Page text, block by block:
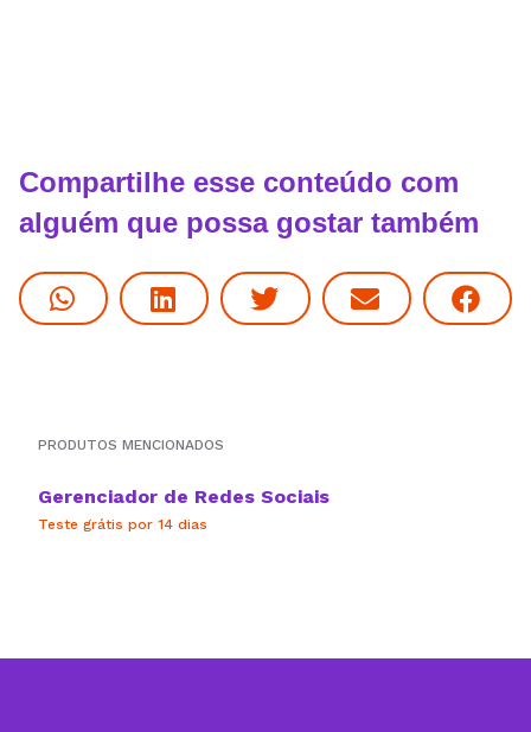
Compartilhe esse conteúdo com
alguém que possa gostar também
PRODUTOS MENCIONADOS
Gerenciador de Redes Sociais
Teste grátis por 14 dias